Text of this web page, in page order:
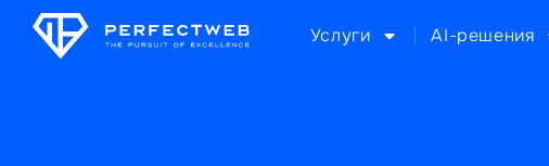
Услуги AI-решения